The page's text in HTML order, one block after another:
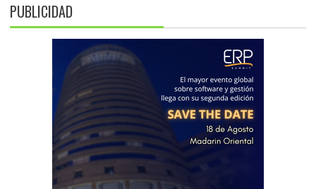
PUBLICIDAD